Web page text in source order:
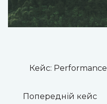
Попередній кейс
Кейс: